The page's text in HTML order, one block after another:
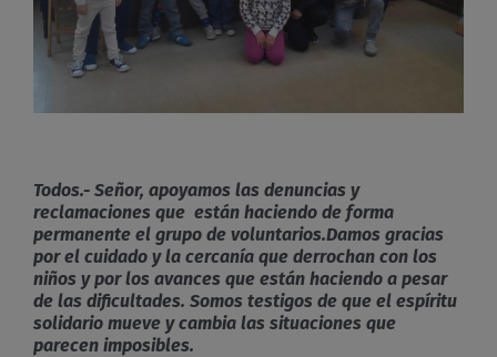
Todos.- Señor, apoyamos las denuncias y
reclamaciones que están haciendo de forma
permanente el grupo de voluntarios.Damos gracias
por el cuidado y la cercanía que derrochan con los
niños y por los avances que están haciendo a pesar
de las dificultades. Somos testigos de que el espíritu
solidario mueve y cambia las situaciones que
parecen imposibles.